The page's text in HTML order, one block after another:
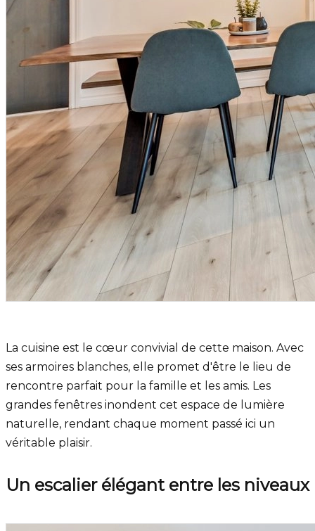
La cuisine est le cœur convivial de cette maison. Avec
ses armoires blanches, elle promet d'être le lieu de
rencontre parfait pour la famille et les amis. Les
grandes fenêtres inondent cet espace de lumière
naturelle, rendant chaque moment passé ici un
véritable plaisir.
Un escalier élégant entre les niveaux